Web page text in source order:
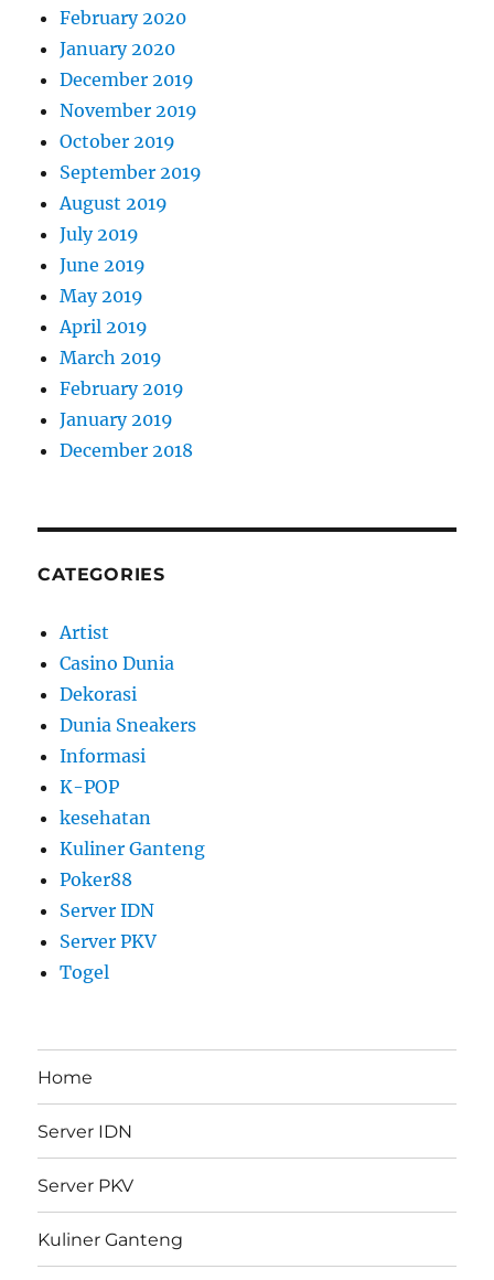
February 2020
January 2020
December 2019
November 2019
October 2019
September 2019
August 2019
July 2019
June 2019
May 2019
April 2019
March 2019
February 2019
January 2019
December 2018
CATEGORIES
Artist
Casino Dunia
Dekorasi
Dunia Sneakers
Informasi
K-POP
kesehatan
Kuliner Ganteng
Poker88
Server IDN
Server PKV
Togel
Home
Server IDN
Server PKV
Kuliner Ganteng